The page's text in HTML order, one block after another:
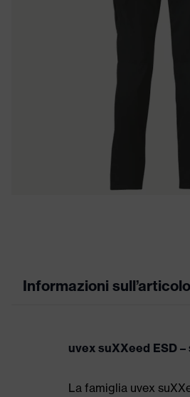
Informazioni sull’articolo
uvex suXXeed ESD
La famiglia uvex